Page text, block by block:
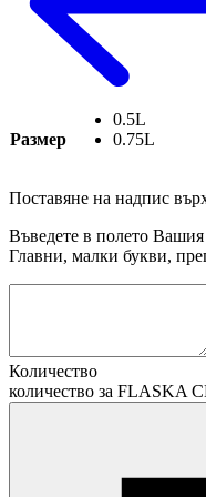
Размер
0.5L
0.75L
Поставяне на надпис
Въведете в полето Вашия
Главни, малки букви,
Количество
количество за FLASKA